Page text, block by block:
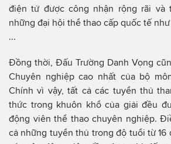
điện tử được công nhận rộng rãi và
những đại hội thể thao cấp quốc tế như
...
Đồng thời, Đấu Trường Danh Vọng
Chuyên nghiệp cao nhất của bộ
Chính vì vậy, tất cả các tuyển thủ
thức trong khuôn khổ của giải đều
động viên thể thao chuyên nghiệp.
cả những tuyển thủ trong độ tuổi từ 16